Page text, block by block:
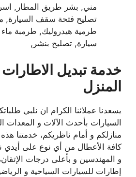
مني, بشر طريق المطار,
تصليح فتحة سقف السيارة,
طرمية هيدروليك, طرمبة ماء
سيارة, تصليح بنشر,
خدمة تبديل الاطارات
المنزل
يسعدنا عملائنا الكرام ان نلبي
السيارات بأحدث الآلات و المعدات
منازلكم و أمام ناظريكم، خدمتنا
كافة الأعطال من أي نوع على أيدي
و المهندسين و بأعلى درجات
إطارات للسيارات السياحية و